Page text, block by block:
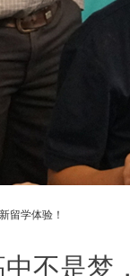
留学体验！
不是梦